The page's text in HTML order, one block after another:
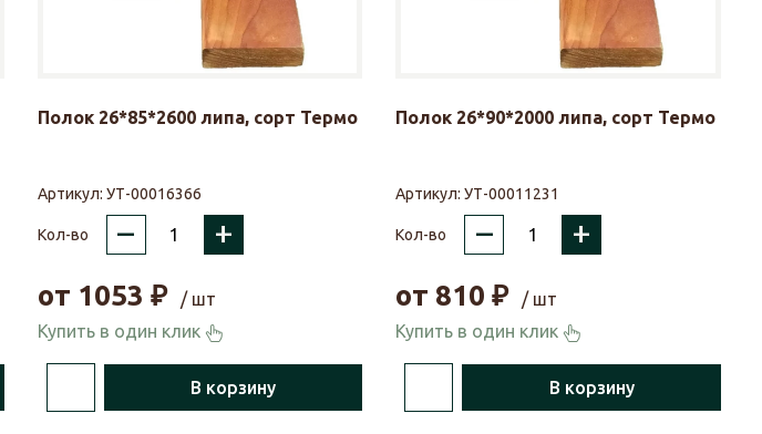
Полок 26*85*2600 липа, сорт Термо
Артикул: УТ-00016366
Кол-во – +
от 1053 ₽
/ шт
Купить в один клик
В корзину
Полок 26*90*2000 липа, сорт Термо
Артикул:УТ-00011231
Кол-во – +
от 810 ₽
/ шт
Купить в один клик
В корзину